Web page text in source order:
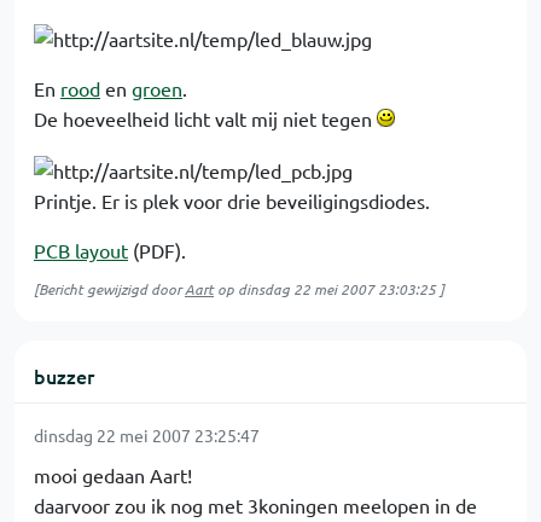
En rood en groen.
De hoeveelheid licht valt mij niet tegen
Printje. Er is plek voor drie beveiligingsdiodes.
PCB layout (PDF).
[Bericht gewijzigd doorAartop dinsdag 22 mei 2007 23:03:25]
buzzer
dinsdag 22 mei 2007 23:25:47
mooi gedaan Aart!
daarvoor zou ik nog met 3koningen meelopen in de